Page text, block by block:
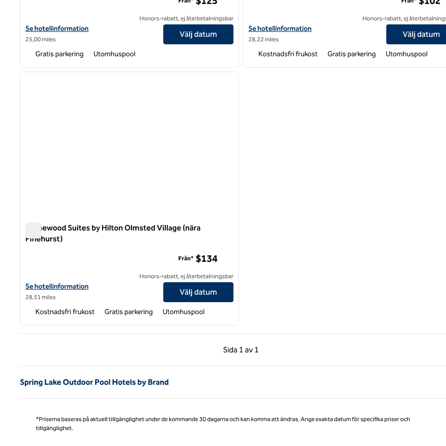
Visa hotelluppgifter för Hilton Garden Inn Southern Pines Pinehurst
Se hotellinformation
25,00 miles
Honors-rabatt, ej återbetalningsbar
Välj datum
Gratis parkering Utomhuspool
Visa hotelldetaljer för Hampton Inn Benson
Se hotellinformation
28,22 miles
Honors-rabatt, ej
Välj datum
Kostnadsfri frukost Gratis parkering Utomhuspool
1 av 12
nästa bild
Homewood Suites by Hilton Olmsted Village (nära
Pinehurst)
Visa hotelluppgifter för Homewood Suites by Hilton Olmsted Village (nära Pinehurst)
Se hotellinformation
28,51 miles
Från* $134
Honors-rabatt, ej återbetalningsbar
Välj datum
Kostnadsfri frukost Gratis parkering Utomhuspool
Sida 1 av 1
Föregående sida, 1 av 1
Sida 1 av 1
Spring Lake Outdoor Pool Hotels by Brand
*Priserna baseras på aktuell tillgänglighet under de kommande 30 dagarna och kan komma att ändras. Ange exakta datum för specifika priser och
tillgänglighet.